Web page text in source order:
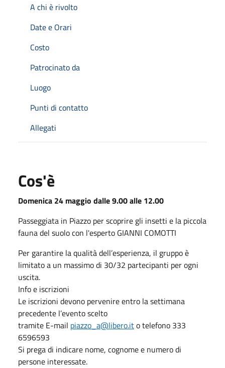
A chi è rivolto
Date e Orari
Costo
Patrocinato da
Luogo
Punti di contatto
Allegati
Cos'è
Domenica 24 maggio dalle 9.00 alle 12.00
Passeggiata in Piazzo per scoprire gli insetti e la piccola
fauna del suolo con l'esperto GIANNI COMOTTI
Per garantire la qualità dell’esperienza, il gruppo è
limitato a un massimo di 30/32 partecipanti per ogni
uscita.
Info e iscrizioni
Le iscrizioni devono pervenire entro la settimana
precedente l’evento scelto
tramite E-mail piazzo_a@libero.ito telefono 333
6596593
Si prega di indicare nome, cognome e numero di
persone interessate.